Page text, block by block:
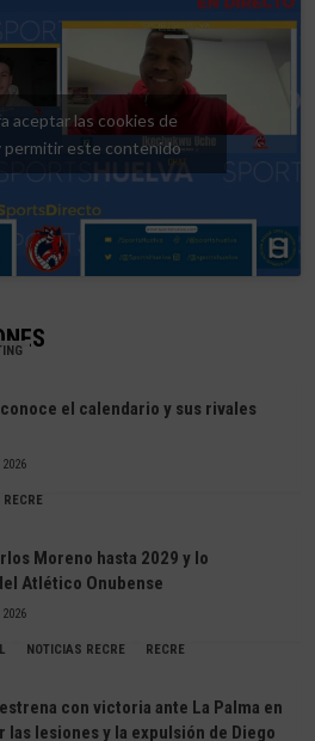
aceptar las cookies de
permitir este contenido
el calendario y sus rivales
RECRE
Moreno hasta 2029 y lo
Atlético Onubense
NOTICIAS RECRE RECRE
con victoria ante La Palma en
las lesiones y la expulsión de Diego